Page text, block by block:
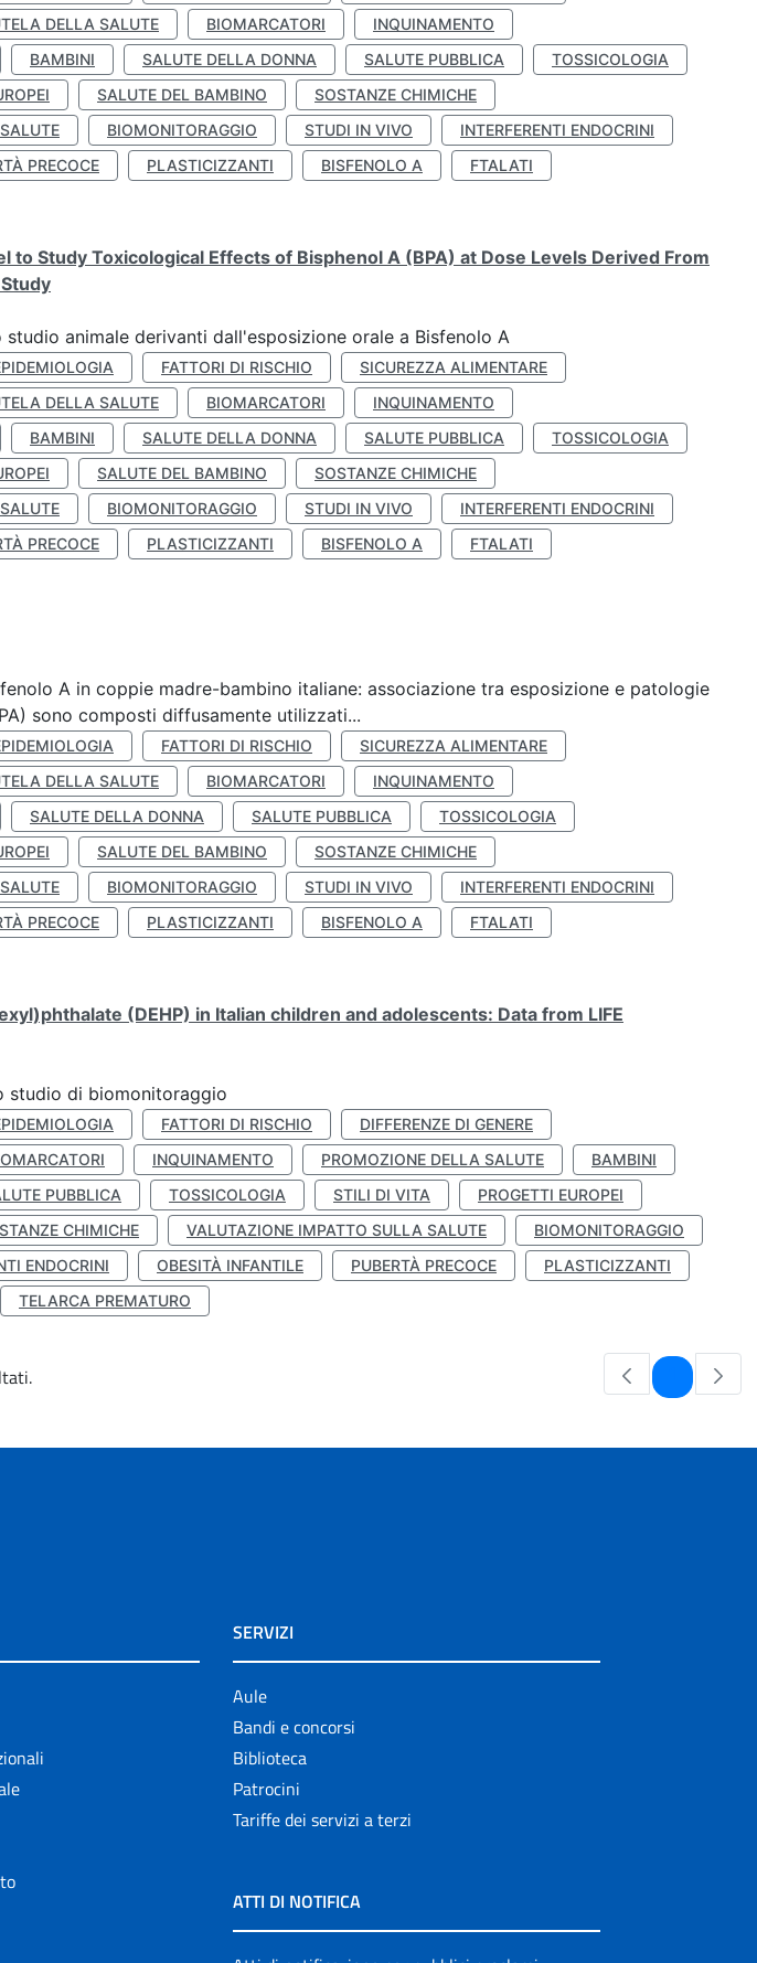
DELLA SALUTE BIOMARCATORI
INQUINAMENTO
BAMBINI SALUTE DELLA DONNA SALUTE PUBBLICA
TOSSICOLOGIA
SALUTE DEL BAMBINO
SOSTANZE CHIMICHE
BIOMONITORAGGIO STUDI IN VIVO
INTERFERENTI ENDOCRINI
PRECOCE PLASTICIZZANTI BISFENOLO A
FTALATI
to Study Toxicological Effects of Bisphenol A (BPA) at Dose Levels Derived From
studio animale derivanti dall'esposizione orale a Bisfenolo A
FATTORI DI RISCHIO
SICUREZZA ALIMENTARE
DELLA SALUTE BIOMARCATORI
INQUINAMENTO
BAMBINI SALUTE DELLA DONNA SALUTE PUBBLICA
TOSSICOLOGIA
SALUTE DEL BAMBINO
SOSTANZE CHIMICHE
BIOMONITORAGGIO STUDI IN VIVO
INTERFERENTI ENDOCRINI
PRECOCE PLASTICIZZANTI BISFENOLO A
FTALATI
A in coppie madre-bambino italiane: associazione tra esposizione e patologie
sono composti diffusamente utilizzati...
FATTORI DI RISCHIO
SICUREZZA ALIMENTARE
DELLA SALUTE BIOMARCATORI
INQUINAMENTO
SALUTE DELLA DONNA SALUTE PUBBLICA
TOSSICOLOGIA
SALUTE DEL BAMBINO
SOSTANZE CHIMICHE
BIOMONITORAGGIO STUDI IN VIVO
INTERFERENTI ENDOCRINI
PRECOCE PLASTICIZZANTI BISFENOLO A
FTALATI
(DEHP) in Italian children and adolescents: Data from LIFE
studio di biomonitoraggio
FATTORI DI RISCHIO
DIFFERENZE DI GENERE
INQUINAMENTO PROMOZIONE DELLA SALUTE
BAMBINI
PUBBLICA TOSSICOLOGIA STILI DI VITA
PROGETTI EUROPEI
CHIMICHE VALUTAZIONE IMPATTO SULLA SALUTE
BIOMONITORAGGIO
ENDOCRINI OBESITÀ INFANTILE PUBERTÀ PRECOCE
PLASTICIZZANTI
TELARCA PREMATURO
Pagina
SERVIZI
Aule
Bandi e concorsi
Biblioteca
Patrocini
Tariffe dei servizi a terzi
ATTI DI NOTIFICA